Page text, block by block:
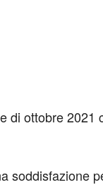
ottobre
soddisfazione